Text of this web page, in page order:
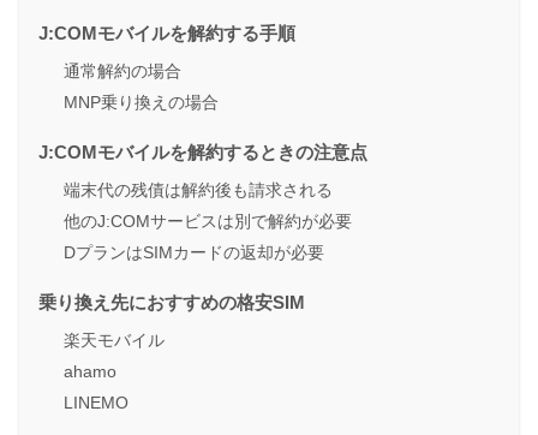
J:COMモバイルを解約する手順
通常解約の場合
MNP乗り換えの場合
J:COMモバイルを解約するときの注意点
端末代の残債は解約後も請求される
他のJ:COMサービスは別で解約が必要
DプランはSIMカードの返却が必要
乗り換え先におすすめの格安SIM
楽天モバイル
ahamo
LINEMO